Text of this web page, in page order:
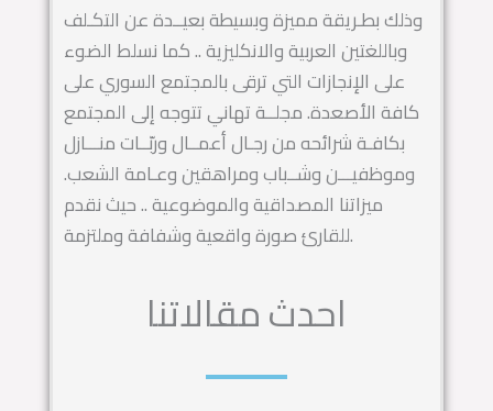
وذلك بطـريقة مميزة وبسيطة بعيــدة عن التكـلف
وباللغتين العربية والانكليزية .. كما نسلط الضوء
على الإنجازات التي ترقى بالمجتمع السوري على
كافة الأصعدة. مجلــة تهاني تتوجه إلى المجتمع
بكافـة شرائحه من رجـال أعمــال وربّــات منـــازل
وموظفيـــن وشــباب ومراهقين وعـامة الشعب.
ميزاتنا المصداقية والموضوعية .. حيث نقدم
للقارئ صورة واقعية وشفافة وملتزمة.
احدث مقالاتنا